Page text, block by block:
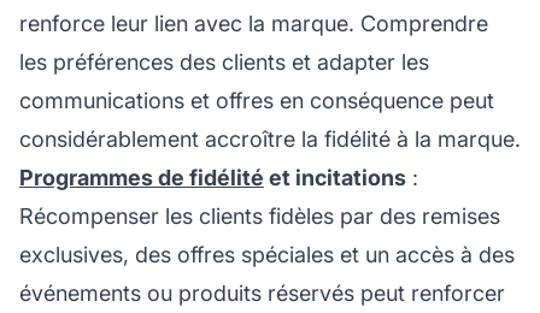
renforce leur lien avec la marque. Comprendre
les préférences des clients et adapter les
communications et offres en conséquence peut
considérablement accroître la fidélité à la marque.
Programmes de fidélité et incitations :
Récompenser les clients fidèles par des remises
exclusives, des offres spéciales et un accès à des
événements ou produits réservés peut renforcer